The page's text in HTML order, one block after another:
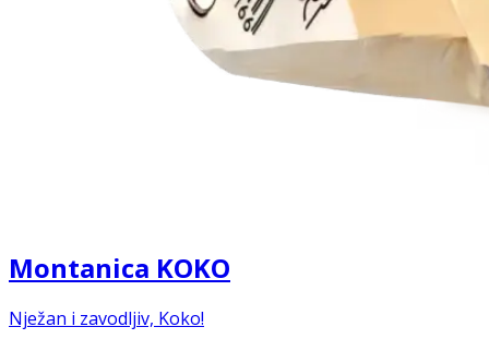
Montanica KOKO
Nježan i zavodljiv, Koko!